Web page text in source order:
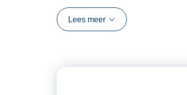
Hefhoogte met lepels
Hefvermogen
Lees meer